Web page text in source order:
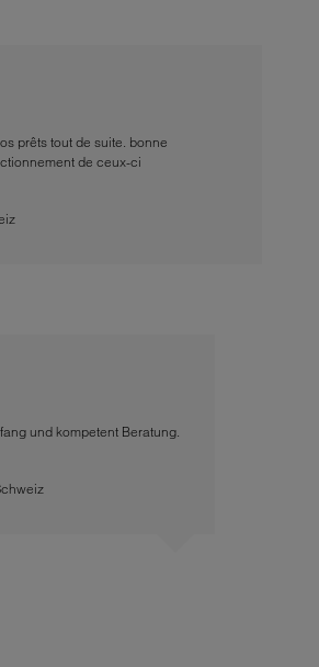
prêts tout de suite. bonne
de ceux-ci
und kompetent Beratung.